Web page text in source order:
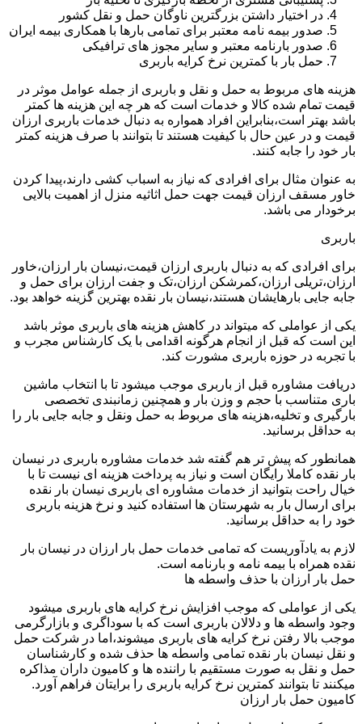
در اختیار داشتن بزرگترین ناوگان حمل و نقل کشور
صدور بیمه نامه معتبر برای تمامی بارها با همکاری بیمه ایران
صدور بارنامه معتبر و سایر مجوز های ترافیکی
حمل بار با کمترین نرخ کرایه باربری
هزینه های مربوط به حمل و نقل و باربری از جمله عوامل موثر در
قیمت تمام شده کالا و خدمات است که هر چه این هزینه ها کمتر
باشد بهتر است،بنابراین افراد همواره به دنبال خدمات باربری ارزان
قیمت و در عین حال با کیفیت هستند تا بتوانند با صرف هزینه کمتر
بار خود را جابه کنند.
به عنوان مثال برای افرادی که نیاز به اسباب کشی دارند،پیدا کردن
خاور مسقف ارزان قیمت جهت حمل اثاثیه منزل از اهمیت بالایی
برخودار می باشد.
باربری
برای افرادی که به دنبال باربری ارزان قیمت،نیسان بار ارزان،خاور
ارزان،تریلی ارزان،کمرشکن ارزان،تک و جفت ارزان برای حمل و
جابه جایی بارهایشان هستند،نیسان بار نقده بهترین گزینه خواهد بود.
یکی از عواملی که میتواند در کاهش هزینه های باربری موثر باشد
این است که قبل از انجام هرگونه اقدامی با یک کارشناس مجرب و
با تجربه در حوزه باربری مشورت کند.
دریافت مشاوره قبل از باربری موجب میشود تا با انتخاب ماشین
باری متناسب با حجم و وزن بار و همچنین زمانبندی تخصصی
بارگیری و تخلیه،هزینه های مربوط به حمل ونقل و جابه جایی بار را
به حداقل برسانید.
همانطور که پیش تر هم گفته شد خدمات مشاوره باربری در نیسان
بار نقده کاملا رایگان است و نیاز به پرداخت هزینه ای نیست تا با
خیال راحت بتوانید از خدمات مشاوره ای باربری نیسان بار نقده
برای ارسال بار به شهرستان ها استفاده کنید و نرخ هزینه باربری
خود را به حداقل برسانید.
لازم به یادآوریست که تمامی خدمات حمل بار ارزان در نیسان بار
نقده همراه با بیمه نامه و بارنامه است.
حمل بار ارزان با حذف واسطه ها
یکی از عواملی که موجب افزایش نرخ کرایه های باربری میشود
وجود واسطه ها و دلالان باربری است که با سوداگری و بازارگرمی
موجب بالا رفتن نرخ کرایه های باربری میشوند،اما در شرکت حمل
و نقل نیسان بار نقده تمامی واسطه ها حذف شده و کارشناسان
حمل و نقل به صورت مستقیم با راننده ها و کامیون داران مذاکره
میکنند تا بتوانند کمترین نرخ کرایه باربری را برایتان فراهم آورد.
کامیون حمل بار ارزان